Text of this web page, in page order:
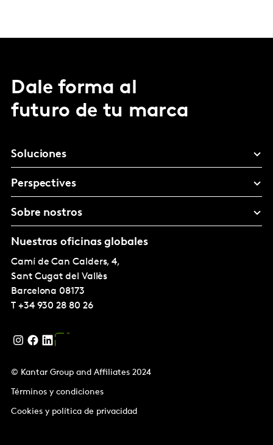
Dale forma al
futuro de tu marca
Soluciones
Perspectives
Sobre nostros
Nuestras oficinas globales
Camí de Can Calders, 4,
Sant Cugat del Vallès
Barcelona 08173
T +34 930 28 80 26
© Kantar Group and Affiliates 2024
Términos y condiciones
Cookies y política de privacidad